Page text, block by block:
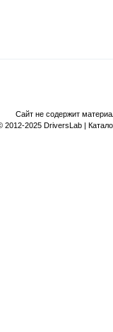
Сайт не содержит
2012-2025 DriversLab |